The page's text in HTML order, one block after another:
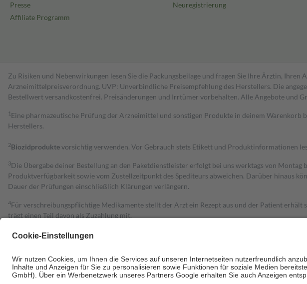
Presse
Affiliate Programm
Neuregistrierung
Zu Risiken und Nebenwirkungen lesen Sie die Packungsbeilage und fragen Sie Ihre Ärztin,
Arzneimittelpreisverordnung. UVP: Unverbindliche Preisempfehlung des Herstellers. Die
Bestell­wert versand­kosten­frei. Preisänderungen und Irrtümer vorbehalten. Alle Angebote und
1 Eine pharmazeutische Prüfung der Arzneimittel und sonstigen Produkte in deinem
Herstellers.
2Biozidproduktevorsichtig verwenden. Vor Gebrauch stets Etikett und Produktinformationen
3Die Übergabe deiner Bestellung an den Paketdienstleister erfolgt bei uns werktags von
Produktverfügbarkeit sowie vom Zustellzeitpunkt des Spediteurs abweichen. Darüber hinaus
Dauer der Prüfungen einschließlich Klärungen verlängern.
4Für verschreibungspflichtige Medikamente stellt der Arzt ein Rezept aus und der Patient
trägt einen Teil davon als Zuzahlung mit.
zu entrichten.
Bei Heilmitteln und häuslicher Krankenpflege beträgt die Zuzahlung zehn Prozent der Kosten
Um das Engagement der Versicherten für ihre eigene Gesundheit zu stärken und die besondere
• Kindern und Jugendlichen bis zum vollendeten 18. Lebensjahr mit Ausnahme der Fahrkosten